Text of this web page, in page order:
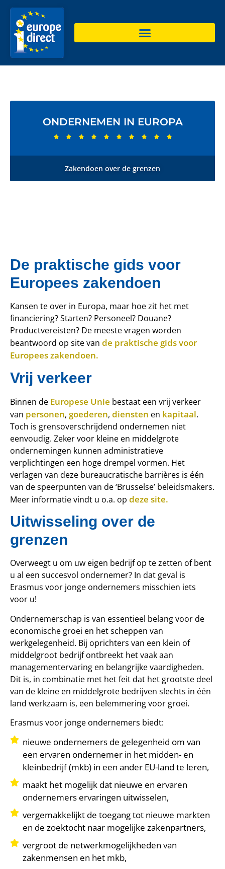
ONDERNEMEN IN EUROPA
         
Zakendoen over de grenzen
De praktische gids voor
Europees zakendoen
Kansen te over in Europa, maar hoe zit het met
financiering? Starten? Personeel? Douane?
Productvereisten? De meeste vragen worden
beantwoord op site van de praktische gids voor
Europees zakendoen.
Vrij verkeer
Binnen de Europese Unie bestaat een vrij verkeer
van personen, goederen, diensten en kapitaal.
Toch is grensoverschrijdend ondernemen niet
eenvoudig. Zeker voor kleine en middelgrote
ondernemingen kunnen administratieve
verplichtingen een hoge drempel vormen. Het
verlagen van deze bureaucratische barrières is één
van de speerpunten van de ‘Brusselse’ beleidsmakers.
Meer informatie vindt u o.a. op deze site.
Uitwisseling over de
grenzen
Overweegt u om uw eigen bedrijf op te zetten of bent
u al een succesvol ondernemer? In dat geval is
Erasmus voor jonge ondernemers misschien iets
voor u!
Ondernemerschap is van essentieel belang voor de
economische groei en het scheppen van
werkgelegenheid. Bij oprichters van een klein of
middelgroot bedrijf ontbreekt het vaak aan
managementervaring en belangrijke vaardigheden.
Dit is, in combinatie met het feit dat het grootste deel
van de kleine en middelgrote bedrijven slechts in één
land werkzaam is, een belemmering voor groei.
Erasmus voor jonge ondernemers biedt:
nieuwe ondernemers de gelegenheid om van
een ervaren ondernemer in het midden- en
kleinbedrijf (mkb) in een ander EU-land te leren,
maakt het mogelijk dat nieuwe en ervaren
ondernemers ervaringen uitwisselen,
vergemakkelijkt de toegang tot nieuwe markten
en de zoektocht naar mogelijke zakenpartners,
vergroot de netwerkmogelijkheden van
zakenmensen en het mkb,